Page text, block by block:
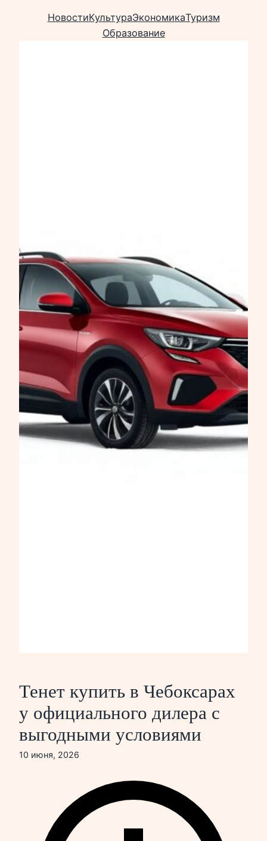
НовостиКультураЭкономикаТуризм
Образование
Тенет купить в Чебоксарах
у официального дилера с
выгодными условиями
10 июня, 2026